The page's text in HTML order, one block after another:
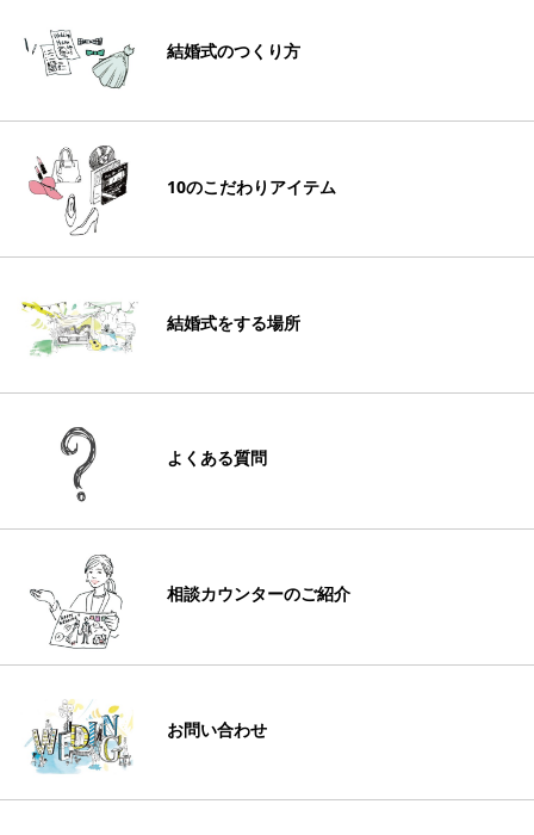
結婚式のつくり方
10のこだわりアイテム
結婚式をする場所
よくある質問
相談カウンターのご紹介
お問い合わせ